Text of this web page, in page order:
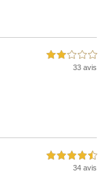
2,0 étoiles sur 5
33 avis
4,5 étoiles sur 5
34 avis